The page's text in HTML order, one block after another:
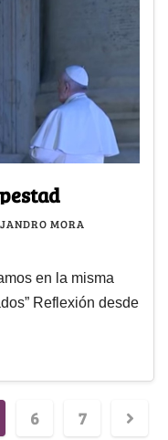
MORA
en la misma
Reflexión desde
6 7